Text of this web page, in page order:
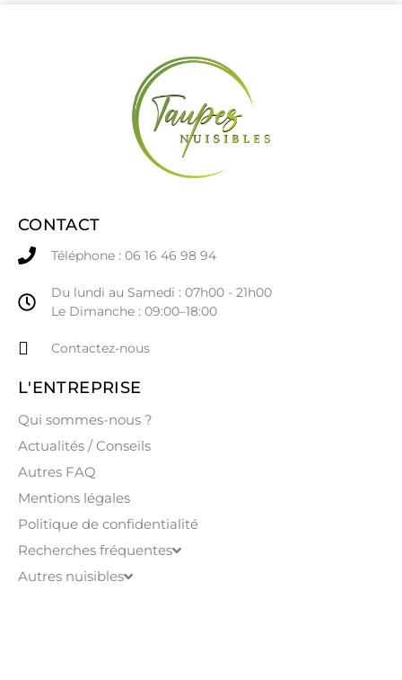
CONTACT
Téléphone : 06 16 46 98 94
Du lundi au Samedi : 07h00 - 21h00
Le Dimanche : 09:00–18:00
Contactez-nous
L'ENTREPRISE
Qui sommes-nous ?
Actualités / Conseils
Autres FAQ
Mentions légales
Politique de confidentialité
Recherches fréquentes
Autres nuisibles